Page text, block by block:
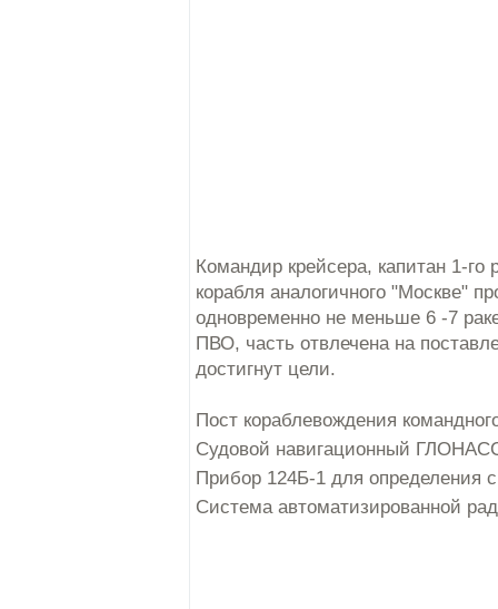
Командир крейсера, капитан 1-го
корабля аналогичного "Москве"
одновременно не меньше 6 -7
ПВО, часть отвлечена на
достигнут цели.
Пост кораблевождения
Судовой навигационный
Прибор 124Б-1 для определения
Система автоматизированной